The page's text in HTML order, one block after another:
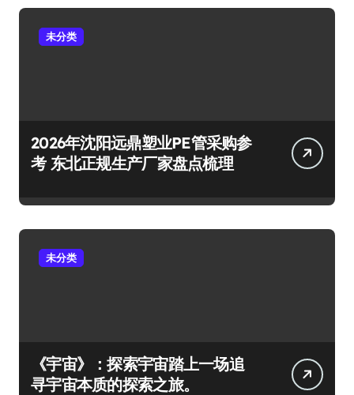
未分类
2026年沈阳远鼎塑业PE管采购参
考 东北正规生产厂家盘点梳理
未分类
《宇宙》：探索宇宙踏上一场追
寻宇宙本质的探索之旅。